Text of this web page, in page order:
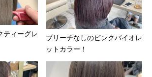
ティーグレ
ブリーチなしのピンクバイオレ
ットカラー！